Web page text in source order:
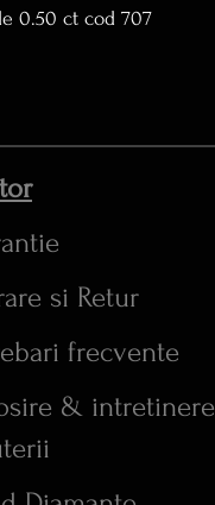
0.50 ct cod 707
si Retur
frecvente
& intretinere